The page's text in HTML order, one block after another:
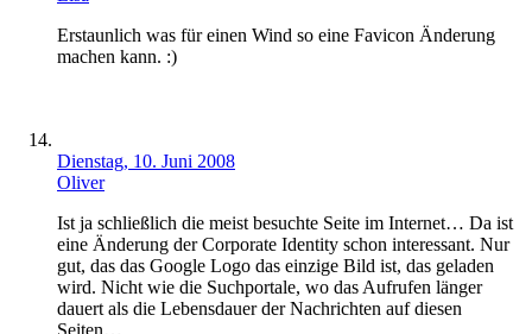
Erstaunlich was für einen Wind so eine Favicon Änderung
machen kann. :)
Dienstag, 10. Juni 2008
Oliver
Ist ja schließlich die meist besuchte Seite im Internet… Da ist
eine Änderung der Corporate Identity schon interessant. Nur
gut, das das Google Logo das einzige Bild ist, das geladen
wird. Nicht wie die Suchportale, wo das Aufrufen länger
dauert als die Lebensdauer der Nachrichten auf diesen